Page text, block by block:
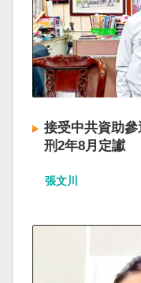
接受中共資助
刑2年8月定讞
張文川